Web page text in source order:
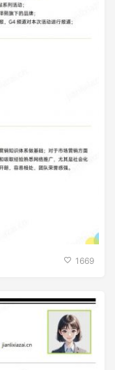
1669